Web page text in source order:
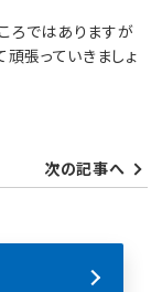
ろではありますが
張っていきましょ
次の記事へ